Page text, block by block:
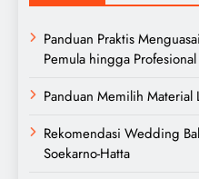
Panduan Praktis
Pemula hingga Profesional
Panduan Memilih Material
Rekomendasi Wedding
Soekarno-Hatta